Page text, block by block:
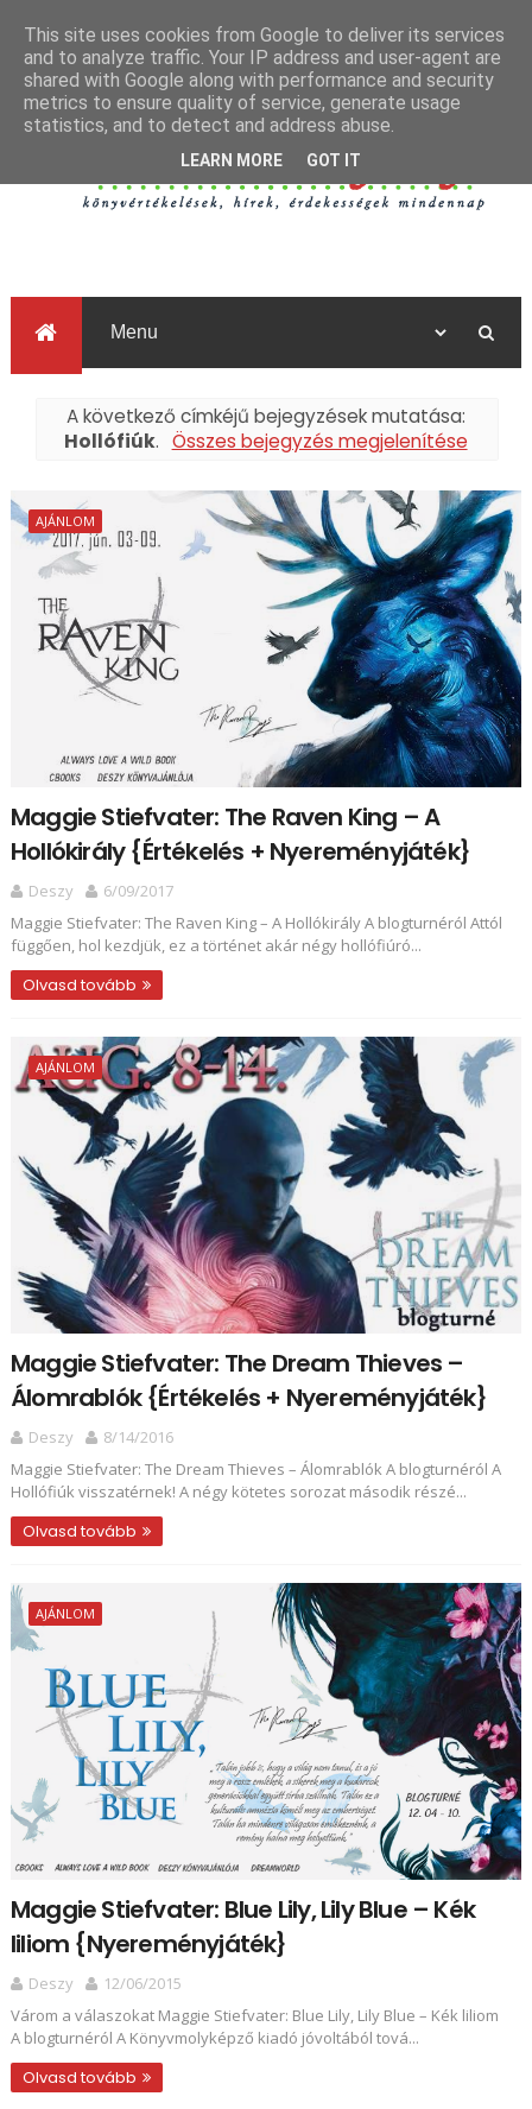
A következő címkéjű bejegyzések mutatása:
Hollófiúk. Összes bejegyzés megjelenítése
AJÁNLOM
Maggie Stiefvater: The ​Raven King – A
Hollókirály {Értékelés + Nyereményjáték}
Deszy
6/09/2017
Maggie Stiefvater: The ​Raven King – A Hollókirály A blogturnéról Attól
függően, hol kezdjük, ez a történet akár négy hollófiúró...
Olvasd tovább
AJÁNLOM
Maggie Stiefvater: The Dream Thieves –
Álomrablók {Értékelés + Nyereményjáték}
Deszy
8/14/2016
Maggie Stiefvater: The Dream Thieves – Álomrablók A blogturnéról A
Hollófiúk visszatérnek! A négy kötetes sorozat második részé...
Olvasd tovább
AJÁNLOM
Maggie Stiefvater: Blue Lily, Lily Blue – Kék
liliom {Nyereményjáték}
Deszy
12/06/2015
Várom a válaszokat Maggie Stiefvater: Blue Lily, Lily Blue – Kék liliom
A blogturnéról A Könyvmolyképző kiadó jóvoltából tová...
Olvasd tovább
This site uses cookies from Google to deliver its services
and to analyze traffic. Your IP address and user-agent are
shared with Google along with performance and security
metrics to ensure quality of service, generate usage
statistics, and to detect and address abuse.
LEARN MORE GOT IT